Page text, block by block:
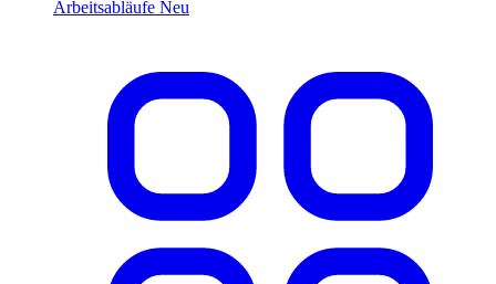
Arbeitsabläufe Neu